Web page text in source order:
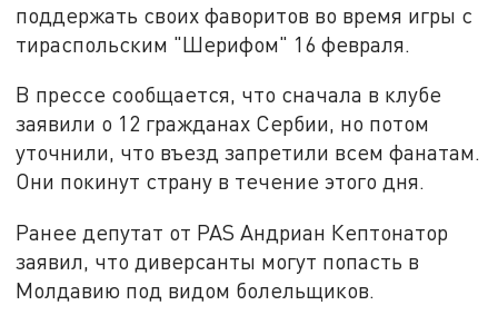
поддержать своих фаворитов во время игры с
тираспольским "Шерифом" 16 февраля.
В прессе сообщается, что сначала в клубе
заявили о 12 гражданах Сербии, но потом
уточнили, что въезд запретили всем фанатам.
Они покинут страну в течение этого дня.
Ранее депутат от PAS Андриан Кептонатор
заявил, что диверсанты могут попасть в
Молдавию под видом болельщиков.